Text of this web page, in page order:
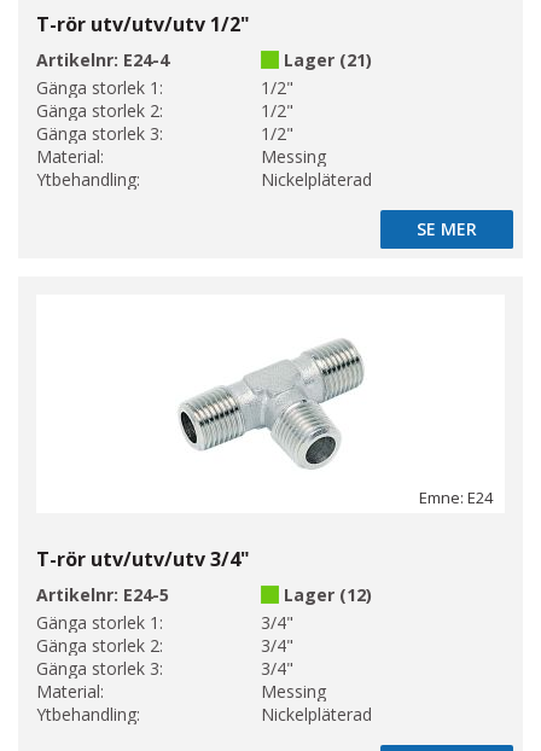
T-rör utv/utv/utv 1/2"
Artikelnr: E24-4
Lager (21)
Gänga storlek 1:
1/2"
Gänga storlek 2:
1/2"
Gänga storlek 3:
1/2"
Material:
Messing
Ytbehandling:
Nickelpläterad
SE MER
SE MER
Emne: E24
T-rör utv/utv/utv 3/4"
Artikelnr: E24-5
Lager (12)
Gänga storlek 1:
3/4"
Gänga storlek 2:
3/4"
Gänga storlek 3:
3/4"
Material:
Messing
Ytbehandling:
Nickelpläterad